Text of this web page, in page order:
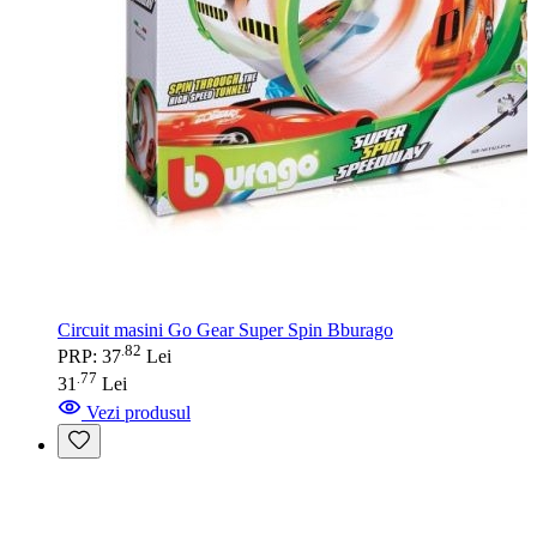
Circuit masini Go Gear Super Spin Bburago
PRP: 37 82 Lei
31 77 Lei
Vezi produsul